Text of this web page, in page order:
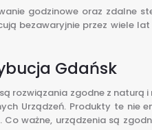
godzinowe oraz zdalne
bezawaryjnie przez wiele
Gdańsk
rozwiązania zgodne z naturą
Urządzeń. Produkty te nie
ważne, urządzenia są